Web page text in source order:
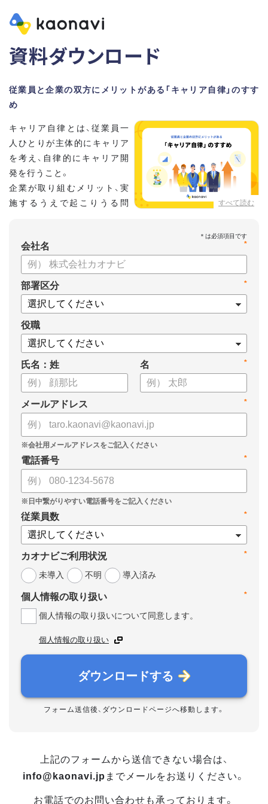
資料ダウンロード
従業員と企業の双方にメリットがある「キャリア自律」のすす
め
すべて読む
キャリア自律とは、従業員一
人ひとりが主体的にキャリア
を考え、自律的にキャリア開
発を行うこと。
企業が取り組むメリット、実
施するうえで起こりうる問
【資料の内容】
・日本でキャリア自律が注目される背景
・企業が取り組むメリット
・キャリア自律を支援する企業の事例
・実施するうえで、起こりうる問題
・企業が取り組むべき5つのこと
・タレントマネジメントシステム「カオナビ」とは？
*
会社名
*
部署区分
役職
氏名：姓 *
名
*
メールアドレス
*
電話番号
*
従業員数
*
カオナビご利用状況
未導入
不明 導入済み
*
個人情報の取り扱い
個人情報の取り扱いについて同意します。
個人情報の取り扱い
ダウンロードする
フォーム送信後、ダウンロードページへ移動します。
上記のフォームから送信できない場合は、
info@kaonavi.jp までメールをお送りください。
お電話でのお問い合わせも承っております。